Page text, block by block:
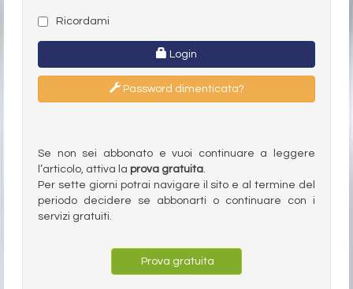
Ricordami
Login
Password dimenticata?
Se non sei abbonato e vuoi continuare a leggere
l’articolo, attiva la prova gratuita.
Per sette giorni potrai navigare il sito e al termine del
periodo decidere se abbonarti o continuare con i
servizi gratuiti.
Prova gratuita